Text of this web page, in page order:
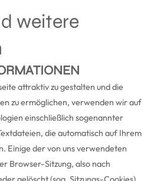
weitere
attraktiv zu gestalten und die
zu ermöglichen, verwenden wir auf
einschließlich sogenannter
die automatisch auf Ihrem
Einige der von uns verwendeten
Browser-Sitzung, also nach